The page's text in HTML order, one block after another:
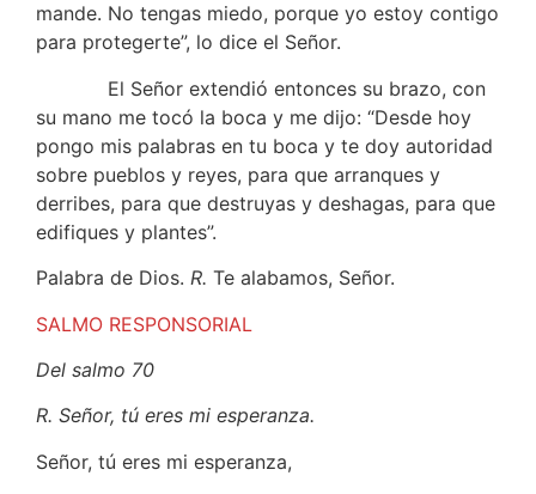
mande. No tengas miedo, porque yo estoy contigo
para protegerte”, lo dice el Señor.
El Señor extendió entonces su brazo, con
su mano me tocó la boca y me dijo: “Desde hoy
pongo mis palabras en tu boca y te doy autoridad
sobre pueblos y reyes, para que arranques y
derribes, para que destruyas y deshagas, para que
edifiques y plantes”.
Palabra de Dios. R. Te alabamos, Señor.
SALMO RESPONSORIAL
Del salmo 70
R. Señor, tú eres mi esperanza.
Señor, tú eres mi esperanza,